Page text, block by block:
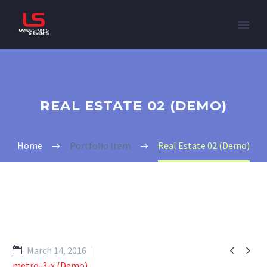
REAL ESTATE 02 (DEMO)
Home Portfolio Item Real Estate 02 (Demo)
 
March 14, 2016